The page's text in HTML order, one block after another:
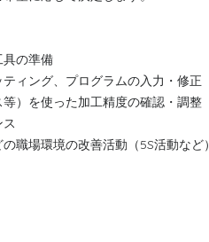
具の準備
ティング、プログラムの入力・修正
等）を使った加工精度の確認・調整
職場環境の改善活動（5S活動など）